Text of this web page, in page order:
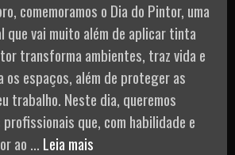
comemoramos o Dia do Pintor, uma
que vai muito além de aplicar tinta
transforma ambientes, traz vida e
os espaços, além de proteger as
trabalho. Neste dia, queremos
que, com habilidade e
ao … Leia mais